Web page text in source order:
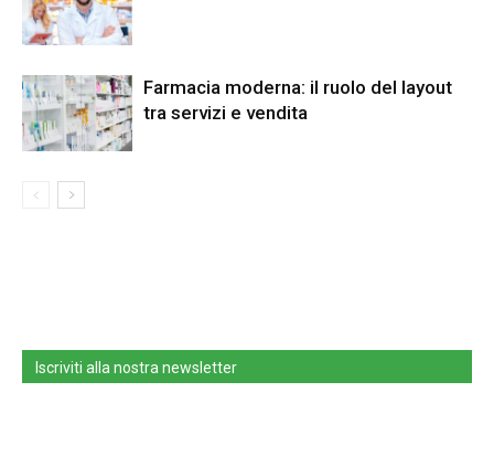
Farmacia moderna: il ruolo del layout
tra servizi e vendita
Iscriviti alla nostra newsletter